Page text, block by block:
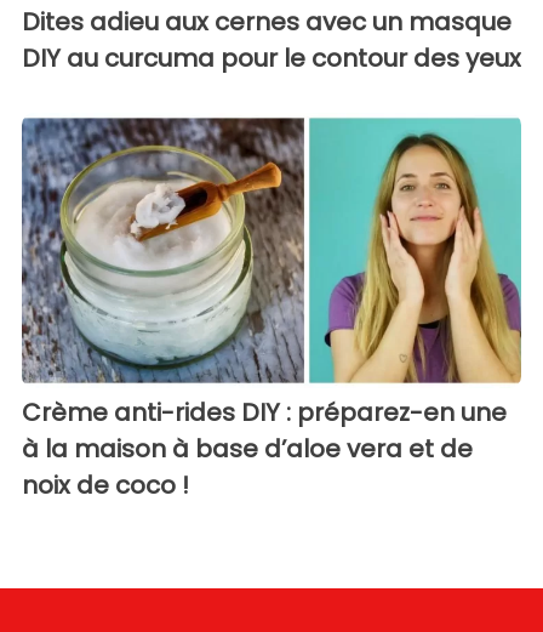
Dites adieu aux cernes avec un masque
DIY au curcuma pour le contour des yeux
Crème anti-rides DIY : préparez-en une
à la maison à base d’aloe vera et de
noix de coco !